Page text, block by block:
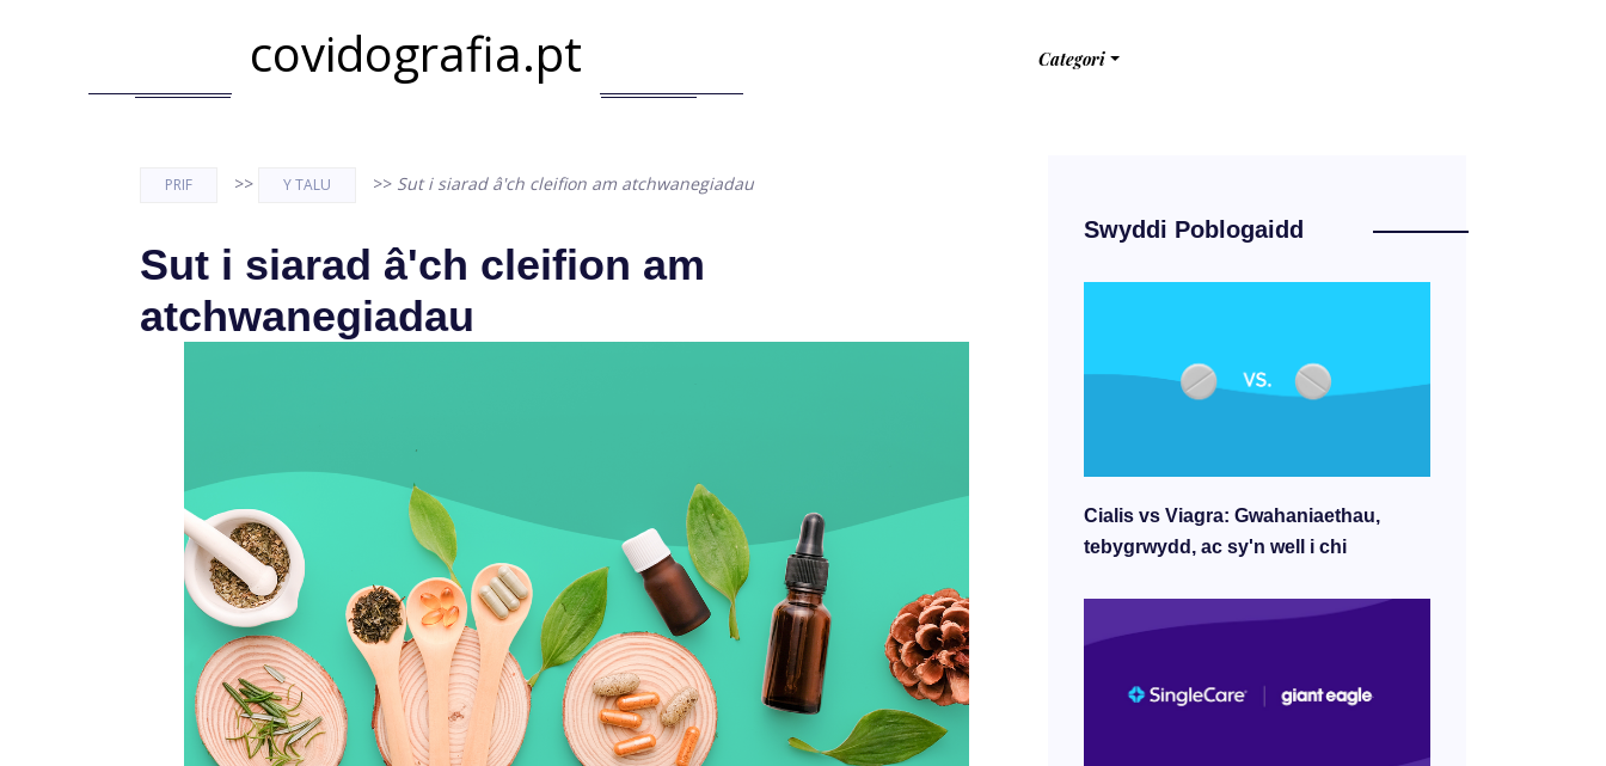
covidografia.pt Categori
PRIF >> Y TALU >> Sut i siarad â'ch cleifion am atchwanegiadau
Sut i siarad â'ch cleifion am
atchwanegiadau
Swyddi Poblogaidd
Cialis vs Viagra: Gwahaniaethau,
tebygrwydd, ac sy'n well i chi